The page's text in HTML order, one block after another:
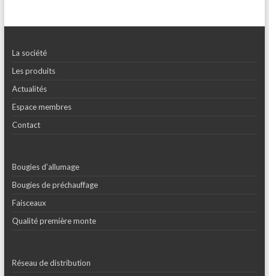
La société
Les produits
Actualités
Espace membres
Contact
Bougies d’allumage
Bougies de préchauffage
Faisceaux
Qualité première monte
Réseau de distribution